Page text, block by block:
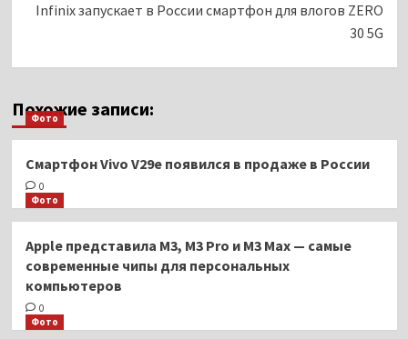
Infinix запускает в России смартфон для влогов ZERO
30 5G
Похожие записи:
Фото
Смартфон Vivo V29e появился в продаже в России
0
Фото
Apple представила M3, M3 Pro и M3 Max — самые
современные чипы для персональных
компьютеров
0
Фото